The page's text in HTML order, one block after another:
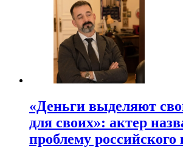
«Деньги выделяют
для своих»: актер
проблему российского